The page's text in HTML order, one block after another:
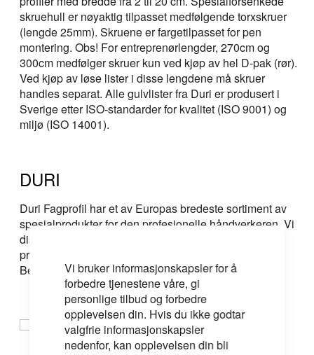
Vi bruker informasjonskapsler for å
forbedre tjenestene våre, gi
personlige tilbud og forbedre
opplevelsen din. Hvis du ikke godtar
valgfrie informasjonskapsler
nedenfor, kan opplevelsen din bli
skruehull er nøyaktig tilpasset medfølgende torxskruer
(lengde 25mm). Skruene er fargetilpasset for pen
montering. Obs! For entreprenørlengder, 270cm og
300cm medfølger skruer kun ved kjøp av hel D-pak (rør).
Ved kjøp av løse lister i disse lengdene må skruer
handles separat. Alle gulvlister fra Duri er produsert i
Sverige etter ISO-standarder for kvalitet (ISO 9001) og
miljø (ISO 14001).
DURI
Duri Fagprofil har et av Europas bredeste sortiment av
spesialprodukter for den profesjonelle håndverkeren. Vi
distribuerer varer over hele landet og gjennom våre
proffsentere på Brobekk, Alnabru, Fredrikstad og
Bergen.